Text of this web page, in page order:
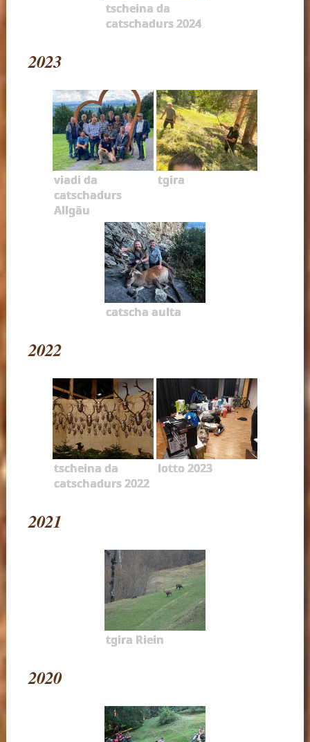
tscheina da
catschadurs 2024
2023
viadi da
catschadurs
Allgäu
tgira
catscha aulta
2022
tscheina da
catschadurs 2022
lotto 2023
2021
tgira Riein
2020